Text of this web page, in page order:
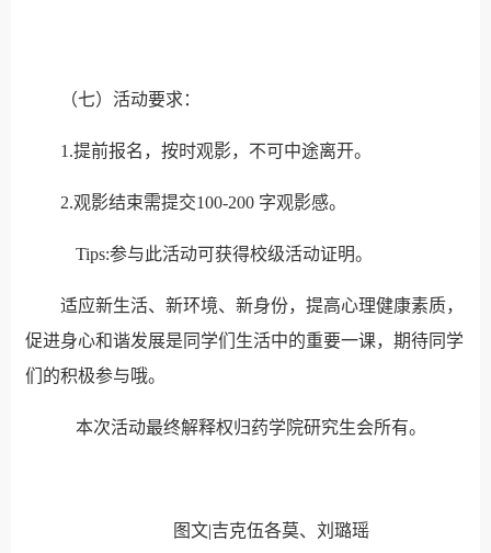
（七）活动要求：
1.提前报名，按时观影，不可中途离开。
2.观影结束需提交100-200 字观影感。
Tips:参与此活动可获得校级活动证明。
适应新生活、新环境、新身份，提高心理健康素质，
促进身心和谐发展是同学们生活中的重要一课，期待同学
们的积极参与哦。
本次活动最终解释权归药学院研究生会所有。
图文|吉克伍各莫、刘璐瑶